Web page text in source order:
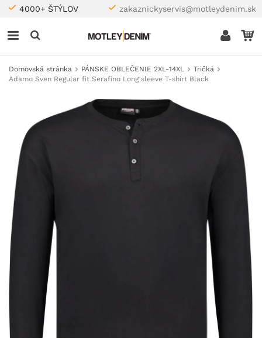
4000+ ŠTÝLOV zakaznickyservis@motleydenim.sk
Domovská stránka PÁNSKE OBLEČENIE 2XL-14XL
Tričká
Adamo Sven Regular fit Serafino Long sleeve T-shirt Black